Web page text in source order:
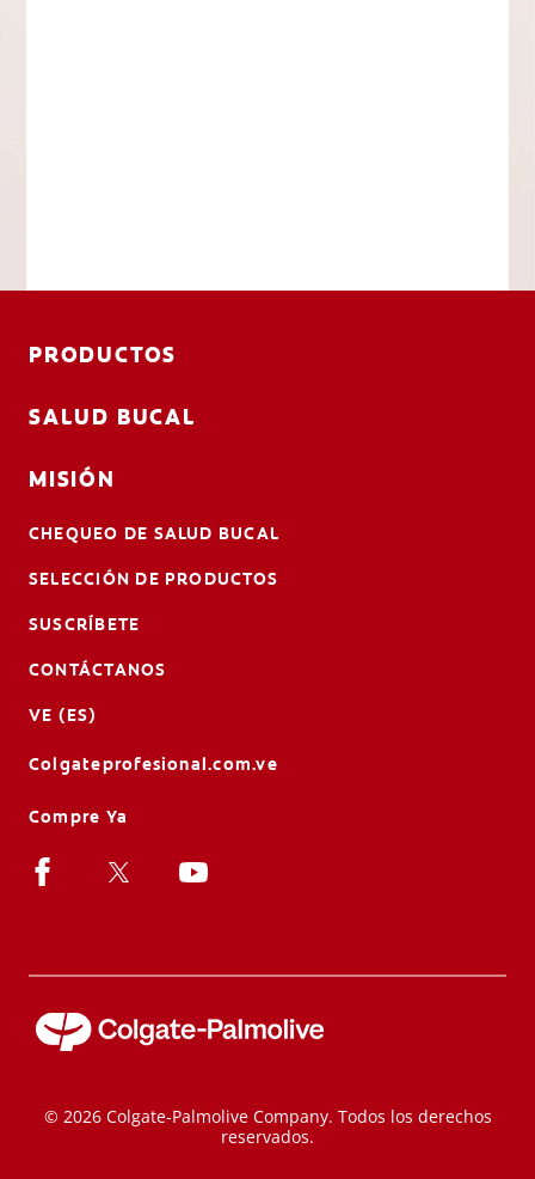
PRODUCTOS
SALUD BUCAL
MISIÓN
CHEQUEO DE SALUD BUCAL
SELECCIÓN DE PRODUCTOS
SUSCRÍBETE
CONTÁCTANOS
VE (ES)
Colgateprofesional.com.ve
Compre Ya
© 2026 Colgate-Palmolive Company. Todos los derechos
reservados.